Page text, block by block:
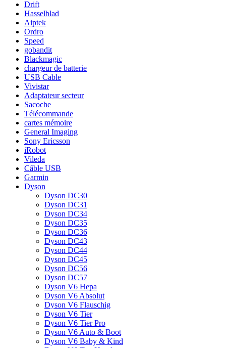
Drift
Hasselblad
Aiptek
Ordro
Speed
gobandit
Blackmagic
chargeur de batterie
USB Cable
Vivistar
Adaptateur secteur
Sacoche
Télécommande
cartes mémoire
General Imaging
Sony Ericsson
iRobot
Vileda
Câble USB
Garmin
Dyson
Dyson DC30
Dyson DC31
Dyson DC34
Dyson DC35
Dyson DC36
Dyson DC43
Dyson DC44
Dyson DC45
Dyson DC56
Dyson DC57
Dyson V6 Hepa
Dyson V6 Absolut
Dyson V6 Flauschig
Dyson V6 Tier
Dyson V6 Tier Pro
Dyson V6 Auto & Boot
Dyson V6 Baby & Kind